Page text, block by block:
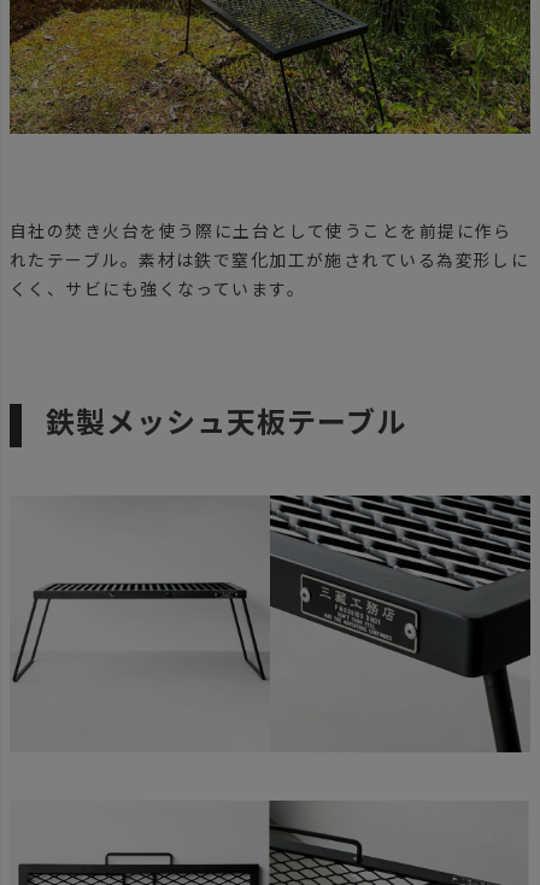
自社の焚き火台を使う際に土台として使うことを前提に作ら
れたテーブル。素材は鉄で窒化加工が施されている為変形しに
くく、サビにも強くなっています。
鉄製メッシュ天板テーブル